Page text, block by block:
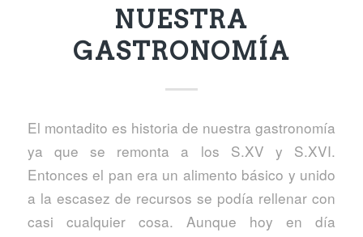
NUESTRA
GASTRONOMÍA
El montadito es historia de nuestra gastronomía
ya que se remonta a los S.XV y S.XVI.
Entonces el pan era un alimento básico y unido
a la escasez de recursos se podía rellenar con
casi cualquier cosa. Aunque hoy en día